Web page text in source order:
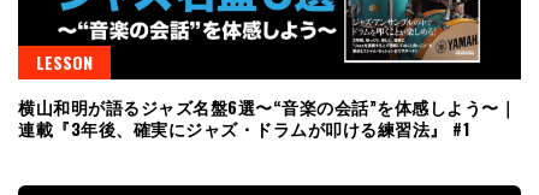
LESSON
横山和明が語るジャズ名盤6選〜“音楽の会話”を体感しよう〜｜
連載『3年後、確実にジャズ・ドラムが叩ける練習法』 #1